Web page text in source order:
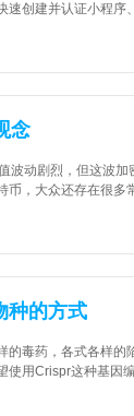
创建并认证小程
念
波动剧烈，但这波
，大众还存在很多
种的方式
毒药，各式各样
用Crispr这种基因